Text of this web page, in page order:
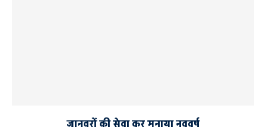
जानवरों की सेवा कर मनाया नववर्ष